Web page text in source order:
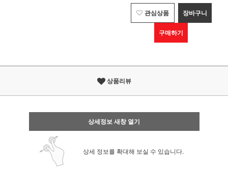
관심상품 장바구니
구매하기
상품리뷰
상세정보 새창 열기
상세 정보를 확대해 보실 수 있습니다.